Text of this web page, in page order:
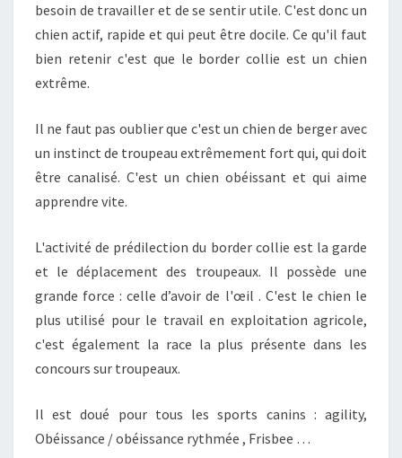
besoin de travailler et de se sentir utile. C'est donc un
chien actif, rapide et qui peut être docile. Ce qu'il faut
bien retenir c'est que le border collie est un chien
extrême.
Il ne faut pas oublier que c'est un chien de berger avec
un instinct de troupeau extrêmement fort qui, qui doit
être canalisé. C'est un chien obéissant et qui aime
apprendre vite.
L'activité de prédilection du border collie est la garde
et le déplacement des troupeaux. Il possède une
grande force : celle d’avoir de l'œil . C'est le chien le
plus utilisé pour le travail en exploitation agricole,
c'est également la race la plus présente dans les
concours sur troupeaux.
Il est doué pour tous les sports canins : agility,
Obéissance / obéissance rythmée , Frisbee …